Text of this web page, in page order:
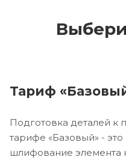
Тариф
Подготовка деталей к
тарифе «Базовый» -
шлифование элемента